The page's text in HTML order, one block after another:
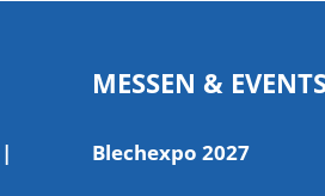
MESSEN &
Blechexpo 2027